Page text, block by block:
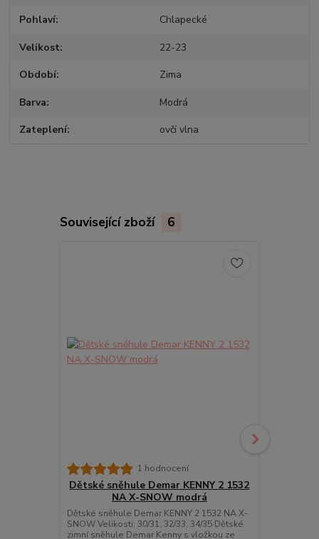
Pohlaví Chlapecké
Velikost 22-23
Období Zima
Barva Modrá
Zateplení ovčí vlna
Související zboží 6
1 hodnocení
Dětské sněhule Demar KENNY 2 1532
NA X-SNOW modrá
Dětské sněhule Demar KENNY 2 1532 NA X-
SNOW Velikosti: 30/31, 32/33, 34/35 Dětské
zimní sněhule Demar Kenny s vložkou ze